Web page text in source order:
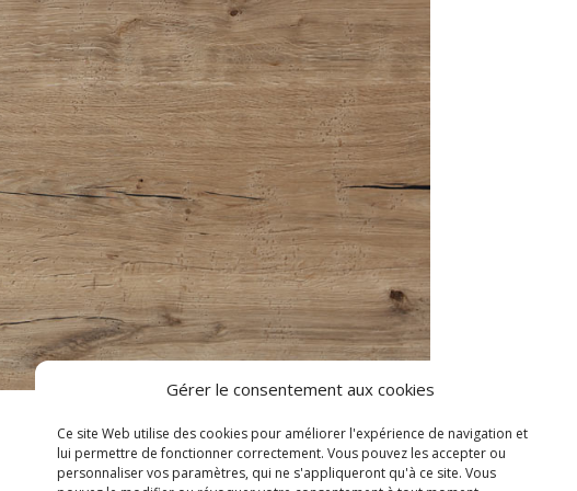
Gérer le consentement aux cookies
Ce site Web utilise des cookies pour améliorer l'expérience de navigation et
lui permettre de fonctionner correctement. Vous pouvez les accepter ou
personnaliser vos paramètres, qui ne s'appliqueront qu'à ce site. Vous